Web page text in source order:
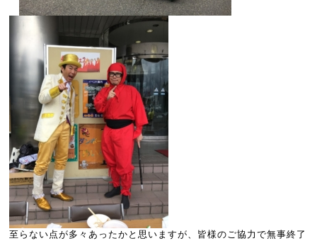
至らない点が多々あったかと思いますが、皆様のご協力で無事終了